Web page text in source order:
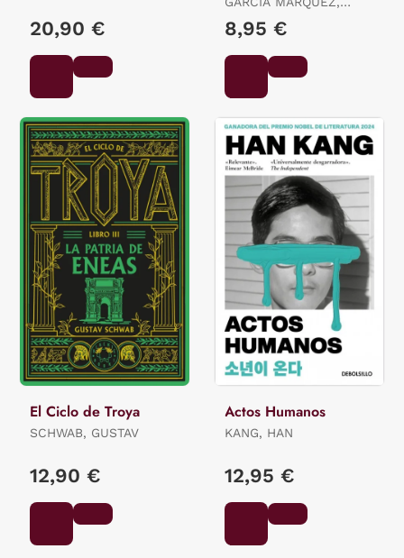
20,90 €
GABRIEL
8,95 €
El Ciclo de Troya
SCHWAB, GUSTAV
12,90 €
Actos Humanos
KANG, HAN
12,95 €